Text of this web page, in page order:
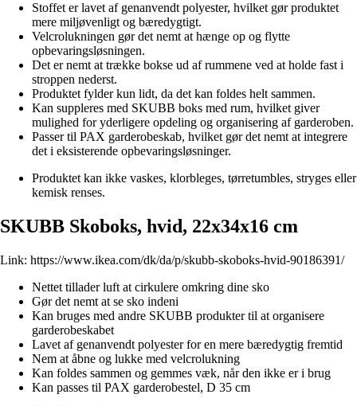
Stoffet er lavet af genanvendt polyester, hvilket gør produktet
mere miljøvenligt og bæredygtigt.
Velcrolukningen gør det nemt at hænge op og flytte
opbevaringsløsningen.
Det er nemt at trække bokse ud af rummene ved at holde fast i
stroppen nederst.
Produktet fylder kun lidt, da det kan foldes helt sammen.
Kan suppleres med SKUBB boks med rum, hvilket giver
mulighed for yderligere opdeling og organisering af garderoben.
Passer til PAX garderobeskab, hvilket gør det nemt at integrere
det i eksisterende opbevaringsløsninger.
Produktet kan ikke vaskes, klorbleges, tørretumbles, stryges eller
kemisk renses.
SKUBB Skoboks, hvid, 22x34x16 cm
Link: https://www.ikea.com/dk/da/p/skubb-skoboks-hvid-90186391/
Nettet tillader luft at cirkulere omkring dine sko
Gør det nemt at se sko indeni
Kan bruges med andre SKUBB produkter til at organisere
garderobeskabet
Lavet af genanvendt polyester for en mere bæredygtig fremtid
Nem at åbne og lukke med velcrolukning
Kan foldes sammen og gemmes væk, når den ikke er i brug
Kan passes til PAX garderobestel, D 35 cm